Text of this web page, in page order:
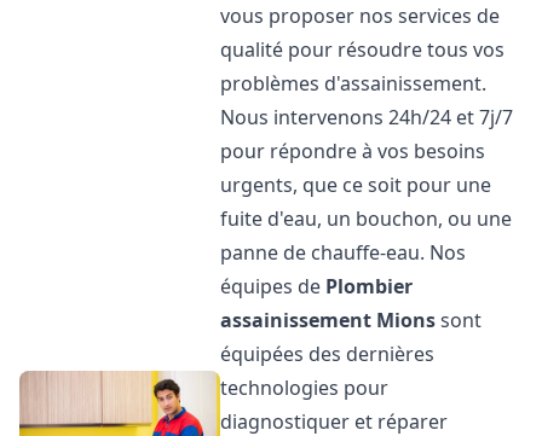
vous proposer nos services de
qualité pour résoudre tous vos
problèmes d'assainissement.
Nous intervenons 24h/24 et 7j/7
pour répondre à vos besoins
urgents, que ce soit pour une
fuite d'eau, un bouchon, ou une
panne de chauffe-eau. Nos
équipes de Plombier
assainissement Mionssont
équipées des dernières
technologies pour
diagnostiquer et réparer